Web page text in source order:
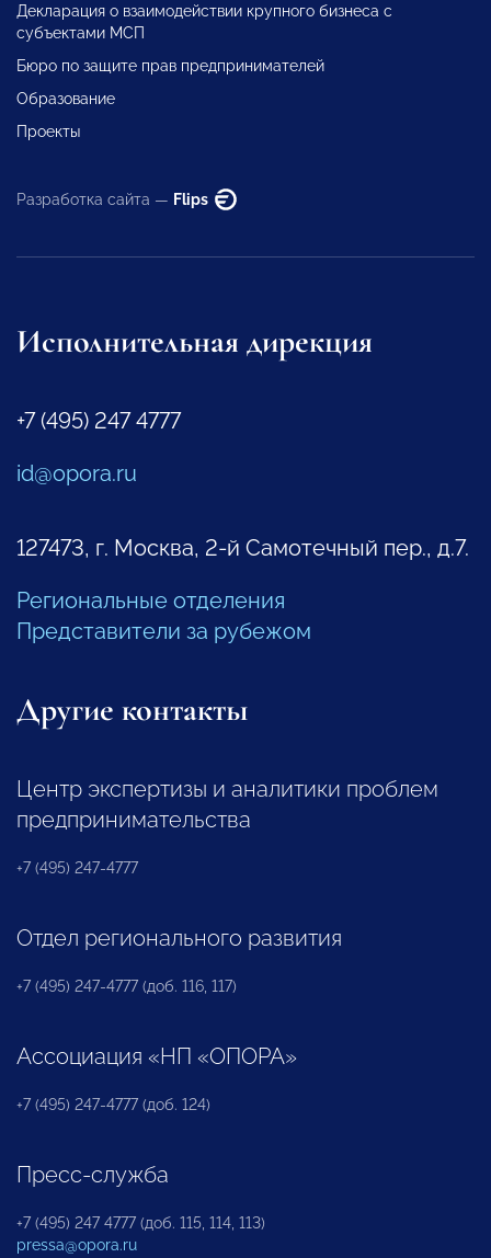
Декларация о взаимодействии крупного бизнеса с
субъектами МСП
Бюро по защите прав предпринимателей
Образование
Проекты
Разработка сайта — Flips
Исполнительная дирекция
+7 (495) 247 4777
id@opora.ru
127473, г. Москва, 2-й Самотечный пер., д.7.
Региональные отделения
Представители за рубежом
Другие контакты
Центр экспертизы и аналитики проблем
предпринимательства
+7 (495) 247-4777
Отдел регионального развития
+7 (495) 247-4777 (доб. 116, 117)
Ассоциация «НП «ОПОРА»
+7 (495) 247-4777 (доб. 124)
Пресс-служба
+7 (495) 247 4777 (доб. 115, 114, 113)
pressa@opora.ru